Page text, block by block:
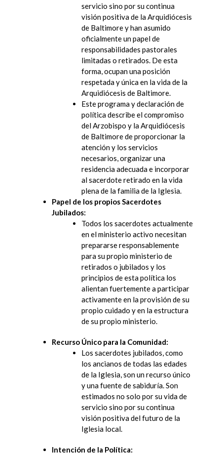
servicio sino por su continua
visión positiva de la Arquidiócesis
de Baltimore y han asumido
oficialmente un papel de
responsabilidades pastorales
limitadas o retirados. De esta
forma, ocupan una posición
respetada y única en la vida de la
Arquidiócesis de Baltimore.
Este programa y declaración de
política describe el compromiso
del Arzobispo y la Arquidiócesis
de Baltimore de proporcionar la
atención y los servicios
necesarios, organizar una
residencia adecuada e incorporar
al sacerdote retirado en la vida
plena de la familia de la Iglesia.
Papel de los propios Sacerdotes
Jubilados:
Todos los sacerdotes actualmente
en el ministerio activo necesitan
prepararse responsablemente
para su propio ministerio de
retirados o jubilados y los
principios de esta política los
alientan fuertemente a participar
activamente en la provisión de su
propio cuidado y en la estructura
de su propio ministerio.
Recurso Único para la Comunidad:
Los sacerdotes jubilados, como
los ancianos de todas las edades
de la Iglesia, son un recurso único
y una fuente de sabiduría. Son
estimados no solo por su vida de
servicio sino por su continua
visión positiva del futuro de la
Iglesia local.
Intención de la Política: